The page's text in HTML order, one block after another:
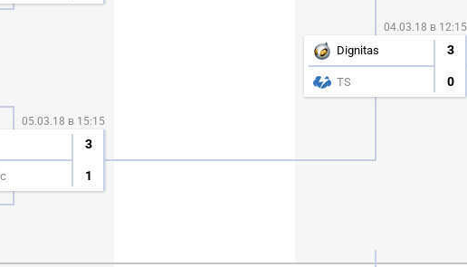
05.03.18 в 15:15
3
1
04.03.18 в 12:15
Dignitas 3
TS 0